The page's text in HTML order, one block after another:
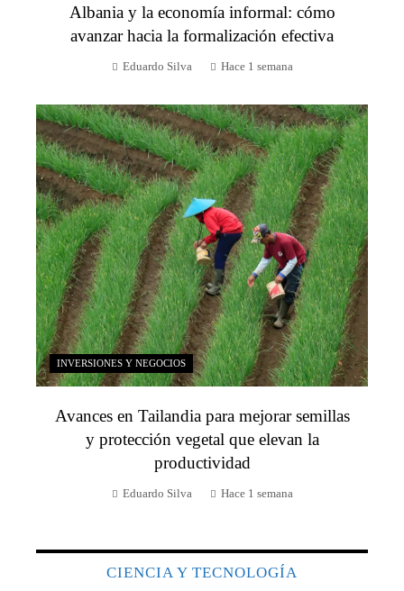
Albania y la economía informal: cómo
avanzar hacia la formalización efectiva
Eduardo Silva Hace 1 semana
INVERSIONES Y NEGOCIOS
Avances en Tailandia para mejorar semillas
y protección vegetal que elevan la
productividad
Eduardo Silva Hace 1 semana
CIENCIA Y TECNOLOGÍA